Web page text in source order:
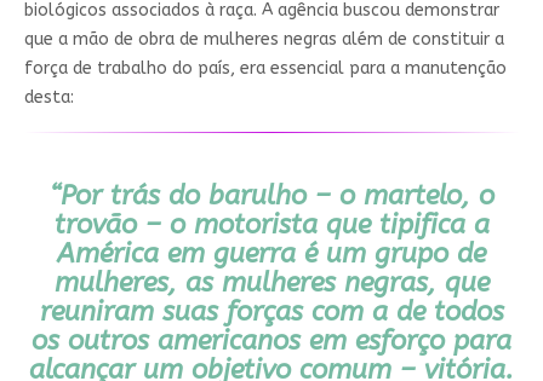
biológicos associados à raça. A agência buscou demonstrar
que a mão de obra de mulheres negras além de constituir a
força de trabalho do país, era essencial para a manutenção
desta:
“Por trás do barulho – o martelo, o
trovão – o motorista que tipifica a
América em guerra é um grupo de
mulheres, as mulheres negras, que
reuniram suas forças com a de todos
os outros americanos em esforço para
alcançar um objetivo comum – vitória.